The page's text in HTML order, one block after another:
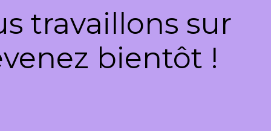
travaillons sur
bientôt !